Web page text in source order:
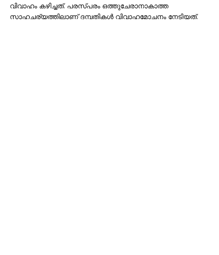
വിവാഹം കഴിച്ചത്. പരസ്പരം ഒത്തുചേരാനാകാത്ത
സാഹചര്യത്തിലാണ് ദമ്പതികൾ വിവാഹമോചനം നേടിയത്.